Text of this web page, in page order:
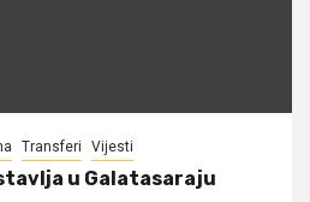
Transferi Vijesti
u Galatasaraju